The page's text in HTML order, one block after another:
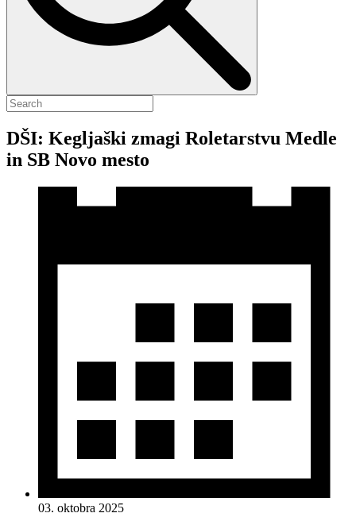
DŠI: Kegljaški zmagi Roletarstvu Medle
in SB Novo mesto
03. oktobra 2025